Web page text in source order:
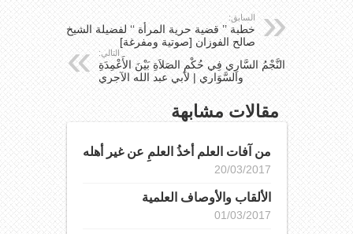
السابق:
خطبة ’’ قضية حرية المرأة ‘‘ لفضيلة الشيخ
صالح الفوزان [صوتية ومفرغة]
التالي:
النَّجْمُ السَّارِي فِي حُكْمِ الصَلاَةِ بَيْنَ الأَعْمِدَةِ
والسَّوَارِي | لأبي عبد الله الآجري
مقالات مشابهة
من آفات العلم أخذُ العلمِ عن غير أهله
20/03/2017
الألقاب والأوصاف العلمية
01/03/2017